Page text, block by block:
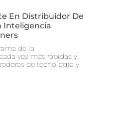
En Distribuidor De
Inteligencia
de la
vez más rápidas y
de tecnología y